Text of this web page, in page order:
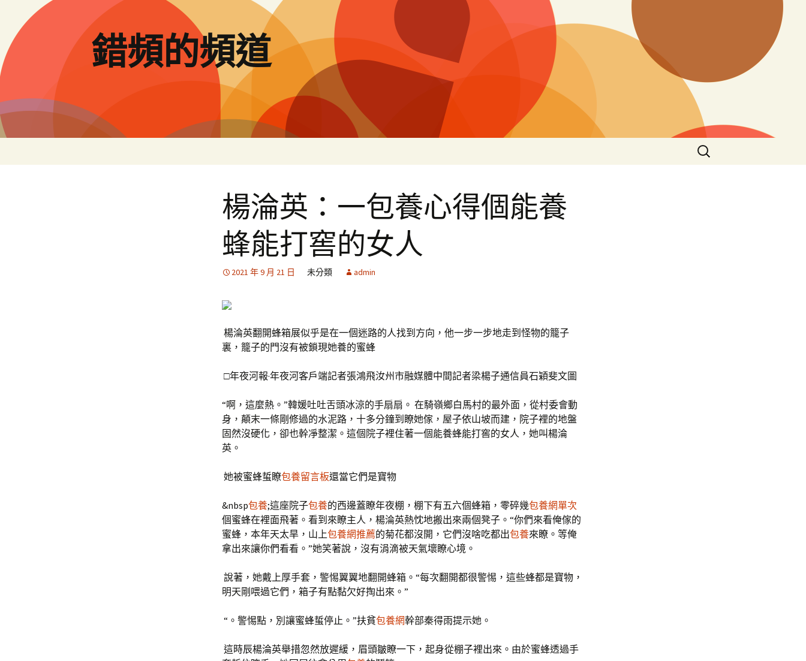
要
內
容
錯頻的頻道
搜
尋
楊淪英：一包養心得個能養
蜂能打窖的女人
2021 年 9 月 21 日 未分類 admin
楊淪英翻開蜂箱展似乎是在一個迷路的人找到方向，他一步一步地走到怪物的籠子
裏，籠子的門沒有被鎖現她養的蜜蜂
□年夜河報·年夜河客戶端記者張鴻飛汝州市融媒體中間記者梁楊子通信員石穎斐文圖
“啊，這麼熱。”韓媛吐吐舌頭冰涼的手扇扇。 在騎嶺鄉白馬村的最外面，從村委會動
身，顛末一條剛修過的水泥路，十多分鐘到瞭她傢，屋子依山坡而建，院子裡的地盤
固然沒硬化，卻也幹凈整潔。這個院子裡住著一個能養蜂能打窖的女人，她叫楊淪
英。
她被蜜蜂蜇瞭包養留言板還當它們是寶物
&nbsp包養;這座院子包養的西邊蓋瞭年夜棚，棚下有五六個蜂箱，零碎幾包養網單次
個蜜蜂在裡面飛著。看到來瞭主人，楊淪英熱忱地搬出來兩個凳子。“你們來看俺傢的
蜜蜂，本年天太旱，山上包養網推薦的菊花都沒開，它們沒啥吃都出包養來瞭。等俺
拿出來讓你們看看。”她笑著說，沒有涓滴被天氣壞瞭心境。
說著，她戴上厚手套，警惕翼翼地翻開蜂箱。“每次翻開都很警惕，這些蜂都是寶物，
明天剛喂過它們，箱子有點黏欠好掏出來。”
“。警惕點，別讓蜜蜂蜇停止。”扶貧包養網幹部秦得雨提示她。
這時辰楊淪英舉措忽然放遲緩，眉頭皺瞭一下，起身從棚子裡出來。由於蜜蜂透過手